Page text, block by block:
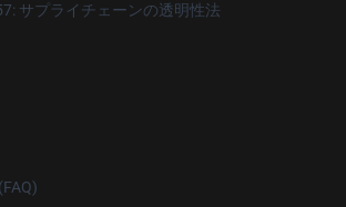
サプライチェーンの透明性法